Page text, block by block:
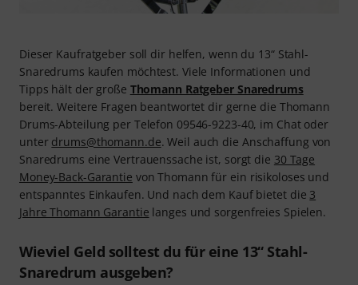
Dieser Kaufratgeber soll dir helfen, wenn du 13“ Stahl-
Snaredrums kaufen möchtest. Viele Informationen und
Tipps hält der große Thomann Ratgeber Snaredrums
bereit. Weitere Fragen beantwortet dir gerne die Thomann
Drums-Abteilung per Telefon 09546-9223-40, im Chat oder
unter drums@thomann.de. Weil auch die Anschaffung von
Snaredrums eine Vertrauenssache ist, sorgt die 30 Tage
Money-Back-Garantie von Thomann für ein risikoloses und
entspanntes Einkaufen. Und nach dem Kauf bietet die 3
Jahre Thomann Garantie langes und sorgenfreies Spielen.
Wieviel Geld solltest du für eine 13“ Stahl-
Snaredrum ausgeben?